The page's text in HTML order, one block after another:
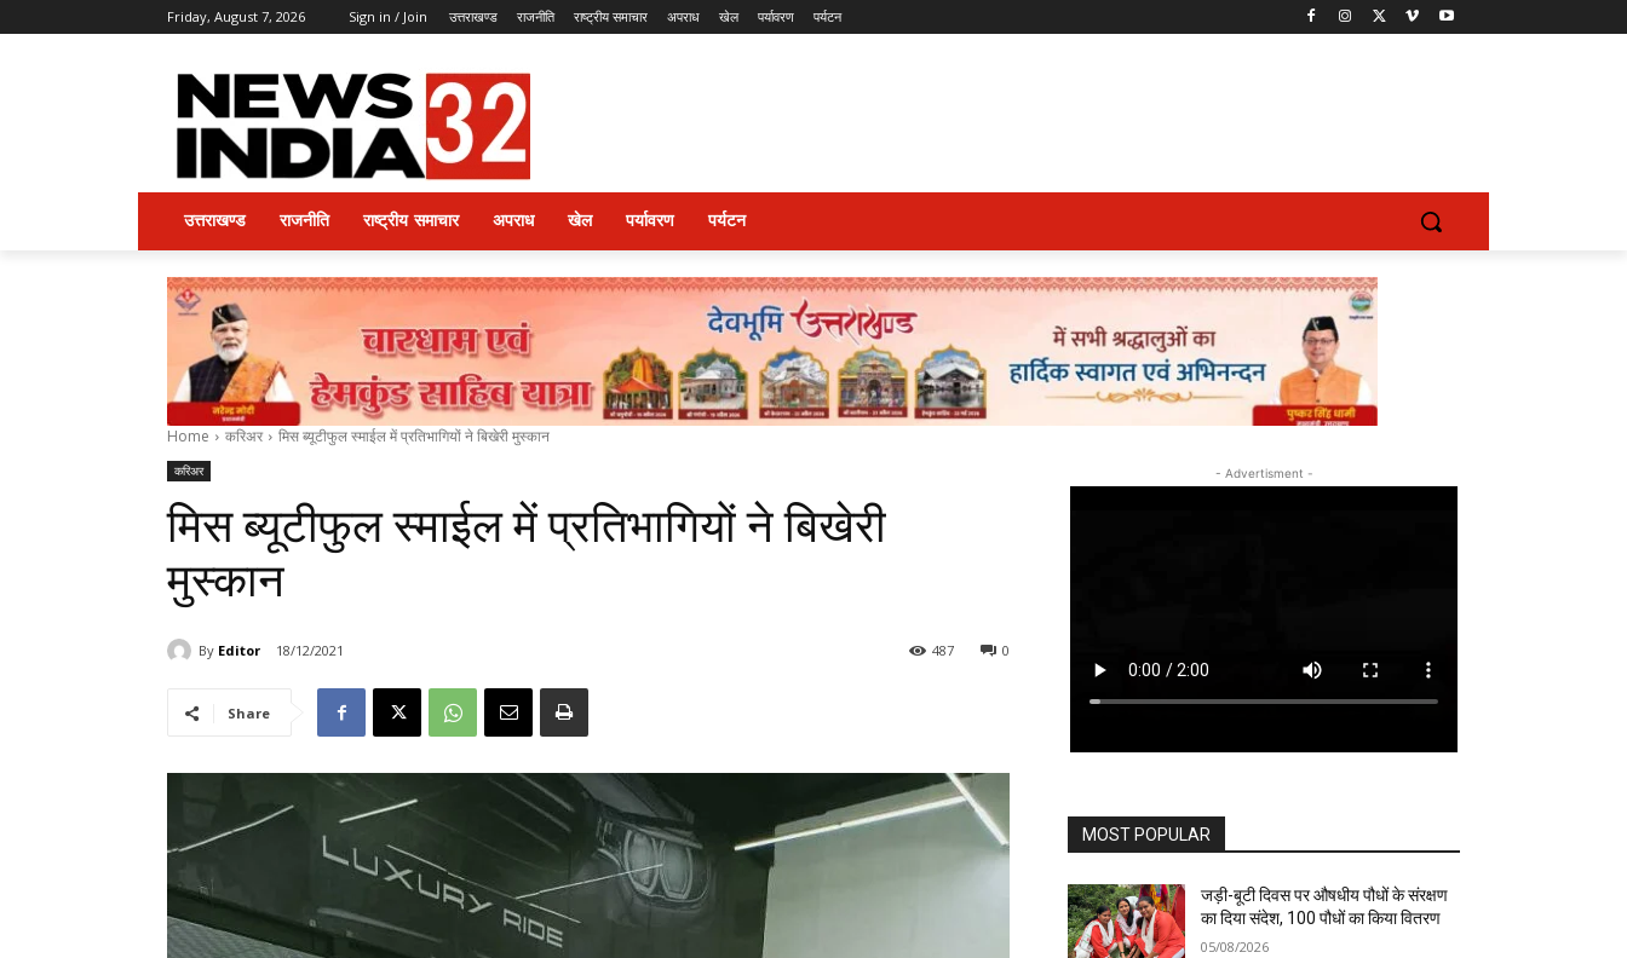
Friday, August 7, 2026 Sign in / Join उत्तराखण्ड राजनीति राष्ट्रीय समाचार अपराध खेल पर्यावरण पर्यटन
उत्तराखण्ड राजनीति राष्ट्रीय समाचार अपराध खेल पर्यावरण पर्यटन
Home करिअर मिस ब्यूटीफुल स्माईल में प्रतिभागियों ने बिखेरी मुस्कान
करिअर
मिस ब्यूटीफुल स्माईल में प्रतिभागियों ने बिखेरी
मुस्कान
By Editor 18/12/2021 0
487
Share
- Advertisment -
MOST POPULAR
जड़ी-बूटी दिवस पर औषधीय पौधों के संरक्षण
का दिया संदेश, 100 पौधों का किया वितरण
05/08/2026